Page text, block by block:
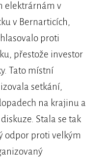
elektrárnám v
v Bernarticích,
proti
přestože investor
Tato místní
setkání,
na krajinu a
Stala se tak
odpor proti velkým